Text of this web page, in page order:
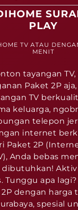
PLAY
TV ATAU
MENIT
tayangan
Paket 2P
TV
keluarga,
telepon
internet
Paket 2P
Anda bebas
dibutuhkan!
Tunggu apa
dengan harga
spesial